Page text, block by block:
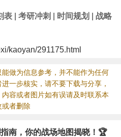
表| 考研冲刺 时间规划
战略
kaoyan/291175.html
做为信息参考，并不能作为任何
一步核实，请不要下载与分享，
容或者图片如有误请及时联系本
者删除
南，你的战场地图揭晓！🏆